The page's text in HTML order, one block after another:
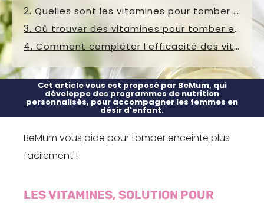
Quelles sont les vitamines pour tomber enceinte ?
Où trouver des vitamines pour tomber enceinte ?
Comment compléter l’efficacité des vitamines pour tomber enceinte ?
Cet article vous est proposé par BeMum, qui
développe des programmes de nutrition
personnalisés, pour accompagner les femmes en
désir d'enfant.
BeMum vous aide pour tomber enceinte plus
facilement !
LES VITAMINES, SOLUTION POUR